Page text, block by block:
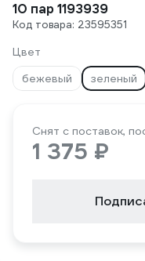
10 пар 1193939
Код товара: 23595351
Цвет
бежевый
зеленый
Снят с поставок,
1 375 ₽